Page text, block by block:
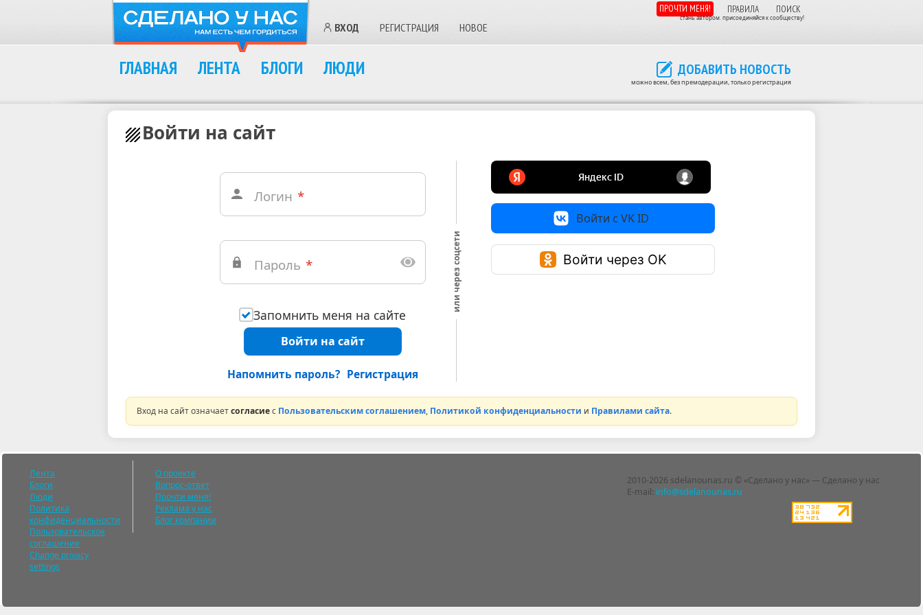
ВХОД РЕГИСТРАЦИЯ НОВОЕ
ПРОЧТИ МЕНЯ! ПРАВИЛА ПОИСК
стань автором. присоединяйся к сообществу!
ДОБАВИТЬ НОВОСТЬ
можно всем, без премодерации, только регистрация
ГЛАВНАЯ ЛЕНТА БЛОГИ ЛЮДИ
Войти на сайт
Логин *
Пароль *
Запомнить меня на сайте
Войти на сайт
Напомнить пароль? Регистрация
или через соцсети
Войти с VK ID
Войти через OK
Вход на сайт означаетсогласиес Пользовательским соглашением, Политикой конфиденциальности и Правилами сайта.
2010-2026 sdelanounas.ru © «Сделано у нас» — Сделано у нас
E-mail: info@sdelanounas.ru
Лента
Блоги
Люди
Политика
конфиденциальности
Пользовательское
соглашение
Change privacy
settings
О проекте
Вопрос-ответ
Прочти меня!
Реклама у нас
Блог компании